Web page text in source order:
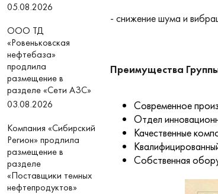
05.08.2026
ООО ТД
«Ровеньковская
нефтебаза»
продлила
размещение в
разделе «Сети АЗС»
03.08.2026
Компания «Сибирский
Регион» продлила
размещение в
разделе
«Поставщики темных
нефтепродуктов»
- снижение шума и
Преимущества
Современное
Отдел
Качественные
Собственная